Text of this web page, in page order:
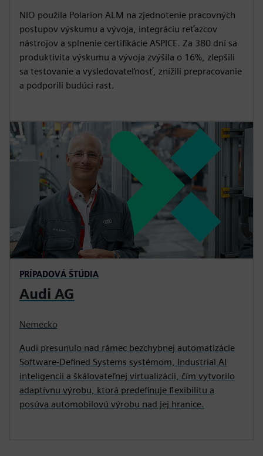
NIO použila Polarion ALM na zjednotenie pracovných
postupov výskumu a vývoja, integráciu reťazcov
nástrojov a splnenie certifikácie ASPICE. Za 380 dní sa
produktivita výskumu a vývoja zvýšila o 16%, zlepšili
sa testovanie a vysledovateľnosť, znížili prepracovanie
a podporili budúci rast.
PRÍPADOVÁ ŠTÚDIA
Audi AG
Nemecko
Audi presunulo nad rámec bezchybnej automatizácie
Software-Defined Systems systémom, Industrial AI
inteligencii a škálovateľnej virtualizácii, čím vytvorilo
adaptívnu výrobu, ktorá predefinuje flexibilitu a
posúva automobilovú výrobu nad jej hranice.